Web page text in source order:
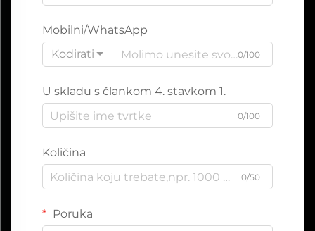
Mobilni/WhatsApp
Kodirati
0/100
U skladu s člankom 4. stavkom 1.
0/100
Količina
0/50
Poruka